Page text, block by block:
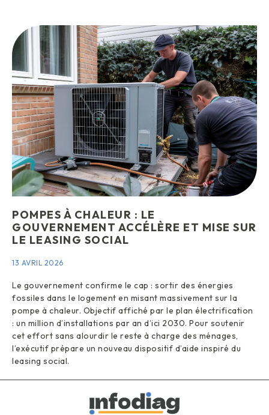
POMPES À CHALEUR : LE
GOUVERNEMENT ACCÉLÈRE ET MISE SUR
LE LEASING SOCIAL
13 AVRIL 2026
Le gouvernement confirme le cap : sortir des énergies
fossiles dans le logement en misant massivement sur la
pompe à chaleur. Objectif affiché par le plan électrification
: un million d’installations par an d’ici 2030. Pour soutenir
cet effort sans alourdir le reste à charge des ménages,
l’exécutif prépare un nouveau dispositif d’aide inspiré du
leasing social.